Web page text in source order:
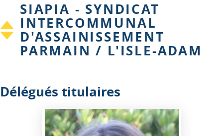
SIAPIA - SYNDICAT
INTERCOMMUNAL
D'ASSAINISSEMENT
PARMAIN / L'ISLE-ADAM
Délégués titulaires